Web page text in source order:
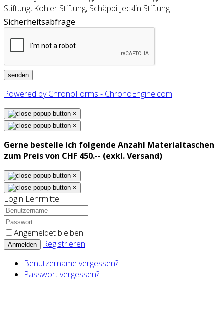
Stiftung, Kohler Stiftung, Schäppi-Jecklin Stiftung
Sicherheitsabfrage
Powered by ChronoForms - ChronoEngine.com
×
×
Gerne bestelle ich folgende Anzahl Materialtaschen
zum Preis von CHF 450.-- (exkl. Versand)
×
×
Login Lehrmittel
Angemeldet bleiben
Anmelden
Registrieren
Benutzername vergessen?
Passwort vergessen?